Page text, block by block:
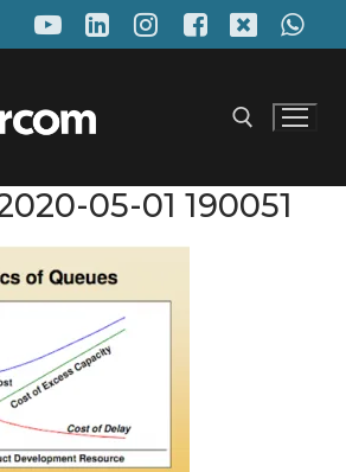
Pesquisar por:
05-01 190051